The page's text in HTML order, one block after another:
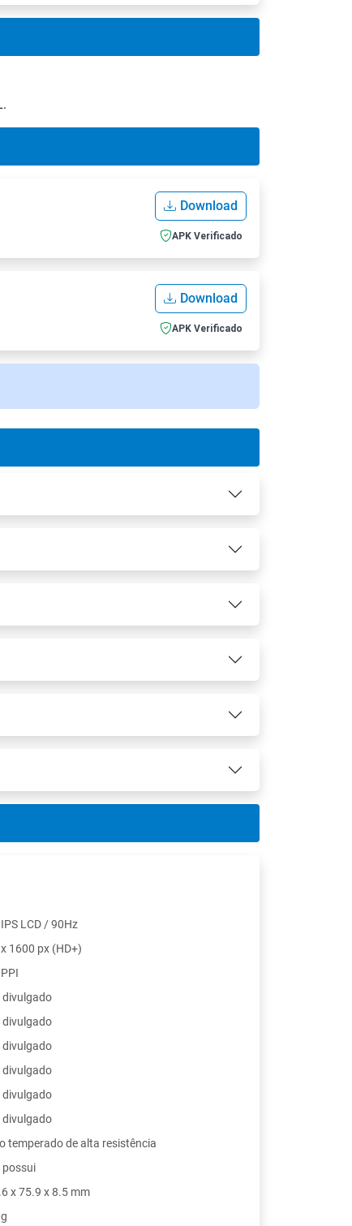
Download
APK Verificado
Download
APK Verificado
LCD / 90Hz
1600 px (HD+)
divulgado
divulgado
divulgado
divulgado
divulgado
divulgado
temperado de alta resistência
possui
x 75.9 x 8.5 mm